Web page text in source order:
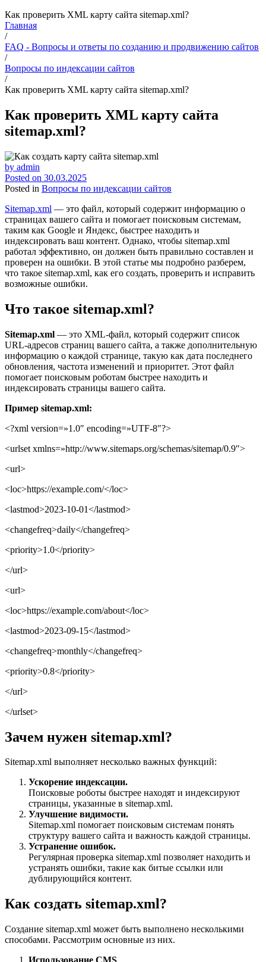
Как проверить XML карту сайта sitemap.xml?
Главная
/
FAQ - Вопросы и ответы по созданию и продвижению сайтов
/
Вопросы по индексации сайтов
/
Как проверить XML карту сайта sitemap.xml?
Как проверить XML карту сайта
sitemap.xml?
by admin
Posted on 30.03.2025
Posted in Вопросы по индексации сайтов
Sitemap.xml — это файл, который содержит информацию о
страницах вашего сайта и помогает поисковым системам,
таким как Google и Яндекс, быстрее находить и
индексировать ваш контент. Однако, чтобы sitemap.xml
работал эффективно, он должен быть правильно составлен и
проверен на ошибки. В этой статье мы подробно разберем,
что такое sitemap.xml, как его создать, проверить и исправить
возможные ошибки.
Что такое sitemap.xml?
Sitemap.xml — это XML-файл, который содержит список
URL-адресов страниц вашего сайта, а также дополнительную
информацию о каждой странице, такую как дата последнего
обновления, частота изменений и приоритет. Этот файл
помогает поисковым роботам быстрее находить и
индексировать страницы вашего сайта.
Пример sitemap.xml:
<?xml version=»1.0″ encoding=»UTF-8″?>
<urlset xmlns=»http://www.sitemaps.org/schemas/sitemap/0.9″>
<url>
<loc>https://example.com/</loc>
<lastmod>2023-10-01</lastmod>
<changefreq>daily</changefreq>
<priority>1.0</priority>
</url>
<url>
<loc>https://example.com/about</loc>
<lastmod>2023-09-15</lastmod>
<changefreq>monthly</changefreq>
<priority>0.8</priority>
</url>
</urlset>
Зачем нужен sitemap.xml?
Sitemap.xml выполняет несколько важных функций:
Ускорение индексации.
Поисковые роботы быстрее находят и индексируют
страницы, указанные в sitemap.xml.
Улучшение видимости.
Sitemap.xml помогает поисковым системам понять
структуру вашего сайта и важность каждой страницы.
Устранение ошибок.
Регулярная проверка sitemap.xml позволяет находить и
устранять ошибки, такие как битые ссылки или
дублирующийся контент.
Как создать sitemap.xml?
Создание sitemap.xml может быть выполнено несколькими
способами. Рассмотрим основные из них.